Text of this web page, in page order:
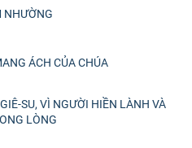
NHƯỜNG
ÁCH CỦA CHÚA
SU, VÌ NGƯỜI HIỀN LÀNH VÀ
LÒNG